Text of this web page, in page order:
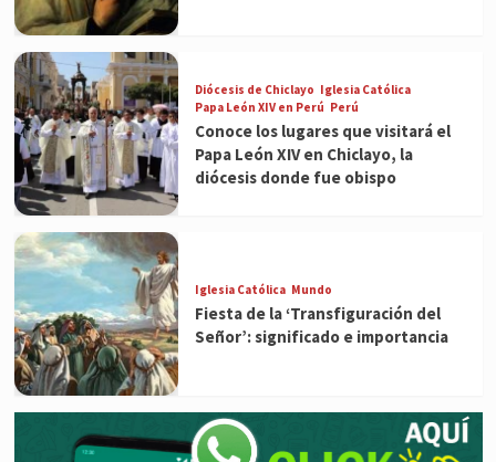
Diócesis de Chiclayo Iglesia Católica
Papa León XIV en Perú Perú
Conoce los lugares que visitará el
Papa León XIV en Chiclayo, la
diócesis donde fue obispo
Iglesia Católica Mundo
Fiesta de la ‘Transfiguración del
Señor’: significado e importancia